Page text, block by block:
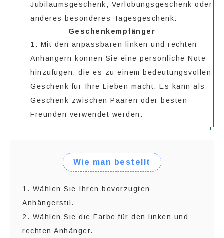
Jubiläumsgeschenk, Verlobungsgeschenk oder
anderes besonderes Tagesgeschenk.
Geschenkempfänger
1. Mit den anpassbaren linken und rechten
Anhängern können Sie eine persönliche Note
hinzufügen, die es zu einem bedeutungsvollen
Geschenk für Ihre Lieben macht. Es kann als
Geschenk zwischen Paaren oder besten
Freunden verwendet werden.
Wie man bestellt
1. Wählen Sie Ihren bevorzugten
Anhängerstil.
2. Wählen Sie die Farbe für den linken und
rechten Anhänger.